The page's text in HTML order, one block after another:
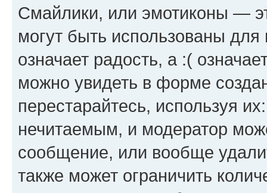
Смайлики, или эмотиконы —
могут быть использованы
означает радость, а :(
можно увидеть в форме
перестарайтесь, используя
нечитаемым, и модератор
сообщение, или вообще
также может ограничить